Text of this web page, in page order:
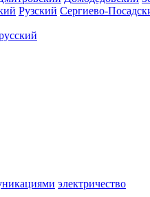
Рузский Сергиево-
электричество